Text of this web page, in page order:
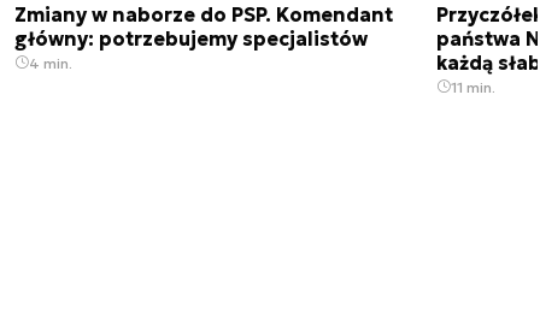
Zmiany w naborze do PSP. Komendant
główny: potrzebujemy specjalistów
4 min.
państwa
każdą
11 min.